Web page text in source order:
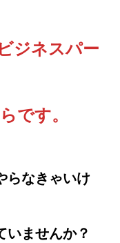
ジネスパー
です。
らなきゃいけ
いませんか？